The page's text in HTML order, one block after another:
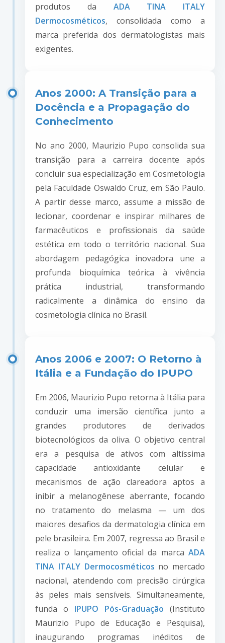
produtos da ADA TINA ITALY
Dermocosméticos, consolidada como a
marca preferida dos dermatologistas mais
exigentes.
Anos 2000: A Transição para a
Docência e a Propagação do
Conhecimento
No ano 2000, Maurizio Pupo consolida sua
transição para a carreira docente após
concluir sua especialização em Cosmetologia
pela Faculdade Oswaldo Cruz, em São Paulo.
A partir desse marco, assume a missão de
lecionar, coordenar e inspirar milhares de
farmacêuticos e profissionais da saúde
estética em todo o território nacional. Sua
abordagem pedagógica inovadora une a
profunda bioquímica teórica à vivência
prática industrial, transformando
radicalmente a dinâmica do ensino da
cosmetologia clínica no Brasil.
Anos 2006 e 2007: O Retorno à
Itália e a Fundação do IPUPO
Em 2006, Maurizio Pupo retorna à Itália para
conduzir uma imersão científica junto a
grandes produtores de derivados
biotecnológicos da oliva. O objetivo central
era a pesquisa de ativos com altíssima
capacidade antioxidante celular e
mecanismos de ação clareadora aptos a
inibir a melanogênese aberrante, focando
no tratamento do melasma — um dos
maiores desafios da dermatologia clínica em
pele brasileira. Em 2007, regressa ao Brasil e
realiza o lançamento oficial da marca ADA
TINA ITALY Dermocosméticos no mercado
nacional, atendendo com precisão cirúrgica
às peles mais sensíveis. Simultaneamente,
funda o IPUPO Pós-Graduação (Instituto
Maurizio Pupo de Educação e Pesquisa),
inaugurando programas inéditos de